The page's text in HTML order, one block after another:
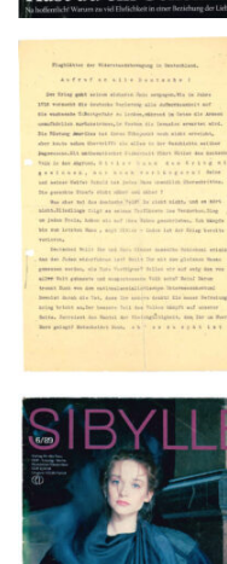
Flugblätter der Weissen
Rose – V, Januar 1943
SIBYLLE 6/89